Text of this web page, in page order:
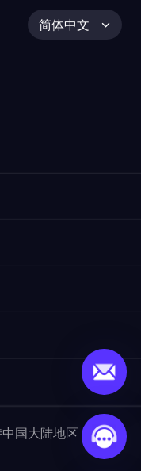
简体中文
国大陆地区，敬请